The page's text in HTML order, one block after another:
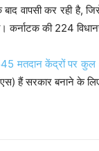
वापसी कर रही है,
कर्नाटक की 224
मतदान केंद्रों पर कुल
हैं सरकार बनाने के लिए